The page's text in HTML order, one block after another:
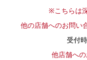
※こちらは
他の店舗へのお問い
受付
他店舗へ